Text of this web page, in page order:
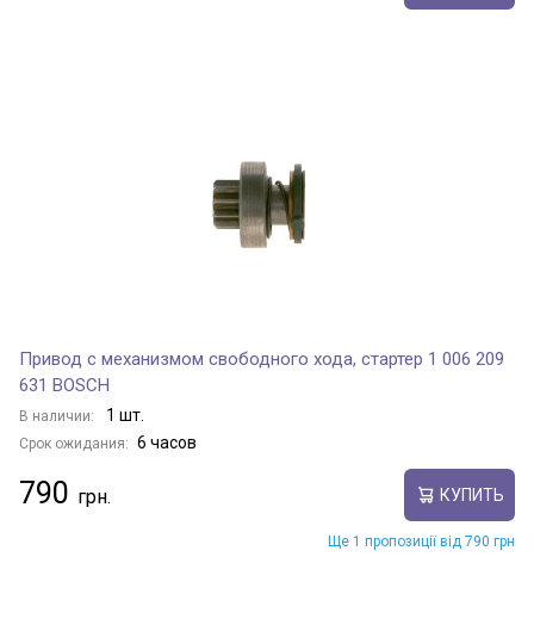
Привод с механизмом свободного хода, стартер 1 006 209
631 BOSCH
В наличии: 1 шт.
Срок ожидания: 6 часов
790 КУПИТЬ
Ще 1 пропозиції від 790 грн